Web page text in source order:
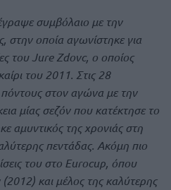
συμβόλαιο με την
στην οποία αγωνίστηκε για
του Jure Zdovc, ο οποίος
του 2011. Στις 28
στον αγώνα με την
μίας σεζόν που κατέκτησε το
αμυντικός της χρονιάς στη
πεντάδας. Ακόμη πιο
του στο Εurocup, όπου
και μέλος της καλύτερης